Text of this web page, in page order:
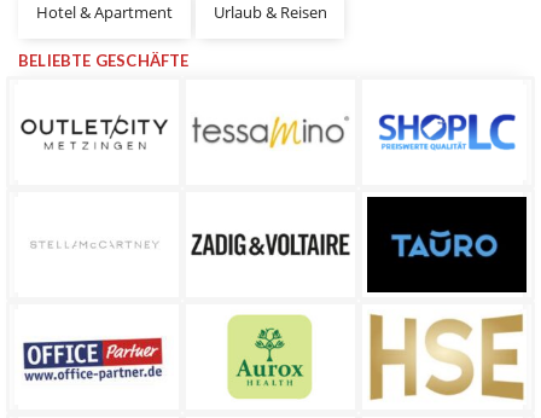
Hotel & Apartment Urlaub & Reisen
BELIEBTE GESCHÄFTE